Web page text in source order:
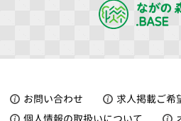
お問い合わせ
求人掲載ご希
個人情報の取扱いについて